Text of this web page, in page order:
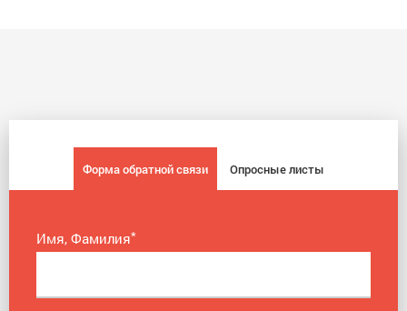
Форма обратной связи Опросные листы
Имя, Фамилия*